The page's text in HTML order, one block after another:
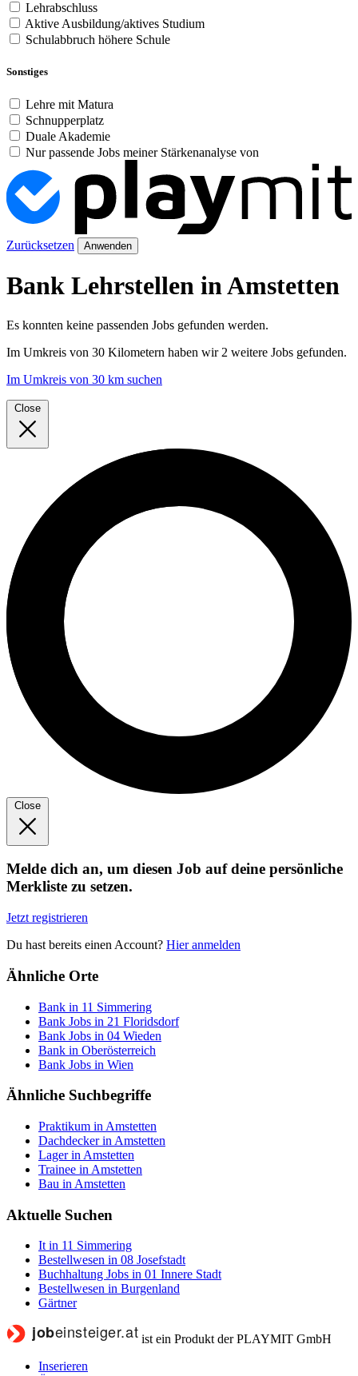
Lehrabschluss
Aktive Ausbildung/aktives Studium
Schulabbruch höhere Schule
Sonstiges
Lehre mit Matura
Schnupperplatz
Duale Akademie
Nur passende Jobs meiner Stärkenanalyse von
Zurücksetzen Anwenden
Bank Lehrstellen in Amstetten
Es konnten keine passenden Jobs gefunden werden.
Im Umkreis von 30 Kilometern haben wir 2 weitere Jobs gefunden.
Im Umkreis von 30 km suchen
Close
Close
Melde dich an, um diesen Job auf deine persönliche
Merkliste zu setzen.
Jetzt registrieren
Du hast bereits einen Account? Hier anmelden
Ähnliche Orte
Bank in 11 Simmering
Bank Jobs in 21 Floridsdorf
Bank Jobs in 04 Wieden
Bank in Oberösterreich
Bank Jobs in Wien
Ähnliche Suchbegriffe
Praktikum in Amstetten
Dachdecker in Amstetten
Lager in Amstetten
Trainee in Amstetten
Bau in Amstetten
Aktuelle Suchen
It in 11 Simmering
Bestellwesen in 08 Josefstadt
Buchhaltung Jobs in 01 Innere Stadt
Bestellwesen in Burgenland
Gärtner
ist ein Produkt der PLAYMIT GmbH
Inserieren